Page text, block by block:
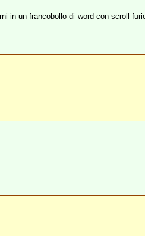
in un francobollo di word con scroll